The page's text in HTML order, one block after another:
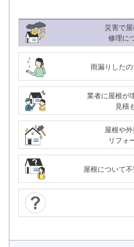
24時間365日対応
災害で
修理に
雨漏りした
業者に屋根が
見積
屋根や
リフォ
屋根について